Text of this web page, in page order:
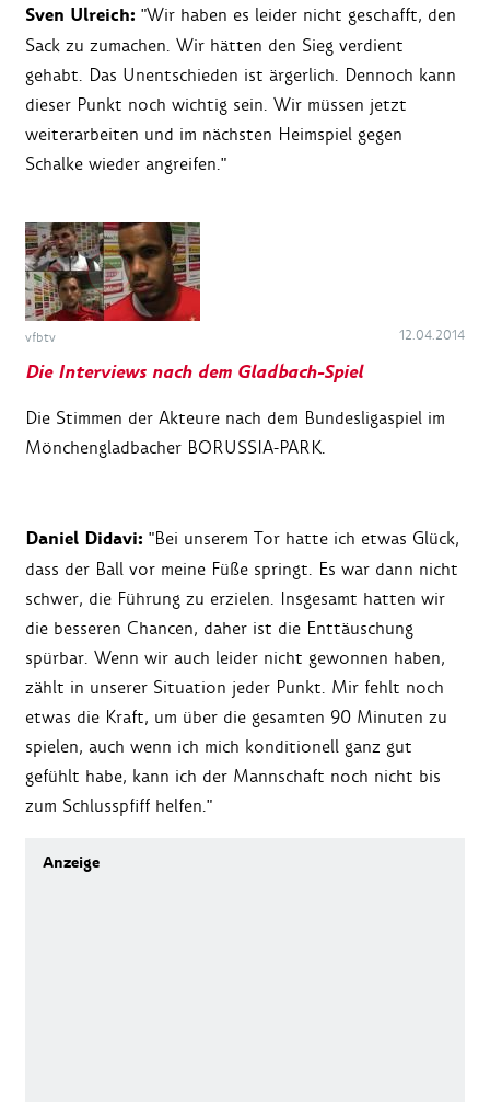
Sven Ulreich: "Wir haben es leider nicht geschafft, den
Sack zu zumachen. Wir hätten den Sieg verdient
gehabt. Das Unentschieden ist ärgerlich. Dennoch kann
dieser Punkt noch wichtig sein. Wir müssen jetzt
weiterarbeiten und im nächsten Heimspiel gegen
Schalke wieder angreifen."
vfbtv 12.04.2014
Die Interviews nach dem Gladbach-Spiel
Die Stimmen der Akteure nach dem Bundesligaspiel im
Mönchengladbacher BORUSSIA-PARK.
Daniel Didavi: "Bei unserem Tor hatte ich etwas Glück,
dass der Ball vor meine Füße springt. Es war dann nicht
schwer, die Führung zu erzielen. Insgesamt hatten wir
die besseren Chancen, daher ist die Enttäuschung
spürbar. Wenn wir auch leider nicht gewonnen haben,
zählt in unserer Situation jeder Punkt. Mir fehlt noch
etwas die Kraft, um über die gesamten 90 Minuten zu
spielen, auch wenn ich mich konditionell ganz gut
gefühlt habe, kann ich der Mannschaft noch nicht bis
zum Schlusspfiff helfen."